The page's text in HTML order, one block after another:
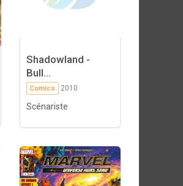
Shadowland -
Bull...
Comics 2010
Scénariste